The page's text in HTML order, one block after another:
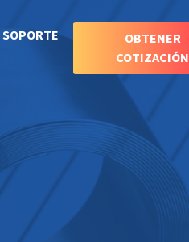
SOPORTE
OBTENER
COTIZACIÓN